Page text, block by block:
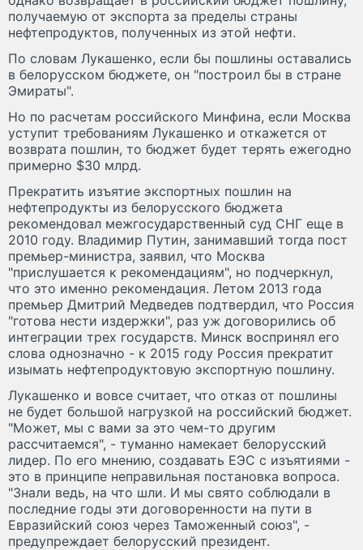
получаемую от экспорта за пределы страны
нефтепродуктов, полученных из этой нефти.
По словам Лукашенко, если бы пошлины оставались
в белорусском бюджете, он "построил бы в стране
Эмираты".
Но по расчетам российского Минфина, если Москва
уступит требованиям Лукашенко и откажется от
возврата пошлин, то бюджет будет терять ежегодно
примерно $30 млрд.
Прекратить изъятие экспортных пошлин на
нефтепродукты из белорусского бюджета
рекомендовал межгосударственный суд СНГ еще в
2010 году. Владимир Путин, занимавший тогда пост
премьер-министра, заявил, что Москва
"прислушается к рекомендациям", но подчеркнул,
что это именно рекомендация. Летом 2013 года
премьер Дмитрий Медведев подтвердил, что Россия
"готова нести издержки", раз уж договорились об
интеграции трех государств. Минск воспринял его
слова однозначно - к 2015 году Россия прекратит
изымать нефтепродуктовую экспортную пошлину.
Лукашенко и вовсе считает, что отказ от пошлины
не будет большой нагрузкой на российский бюджет.
"Может, мы с вами за это чем-то другим
рассчитаемся", - туманно намекает белорусский
лидер. По его мнению, создавать ЕЭС с изъятиями -
это в принципе неправильная постановка вопроса.
"Знали ведь, на что шли. И мы свято соблюдали в
последние годы эти договоренности на пути в
Евразийский союз через Таможенный союз", -
предупреждает белорусский президент.